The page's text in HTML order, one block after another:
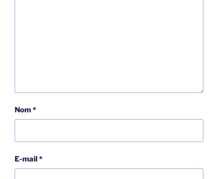
Nom*
E-mail*